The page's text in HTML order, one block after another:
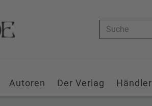
Suche
Autoren Der Verlag Händler